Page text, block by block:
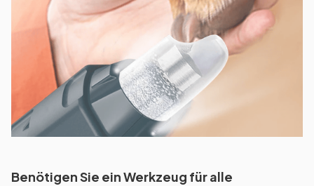
Benötigen Sie ein Werkzeug für alle